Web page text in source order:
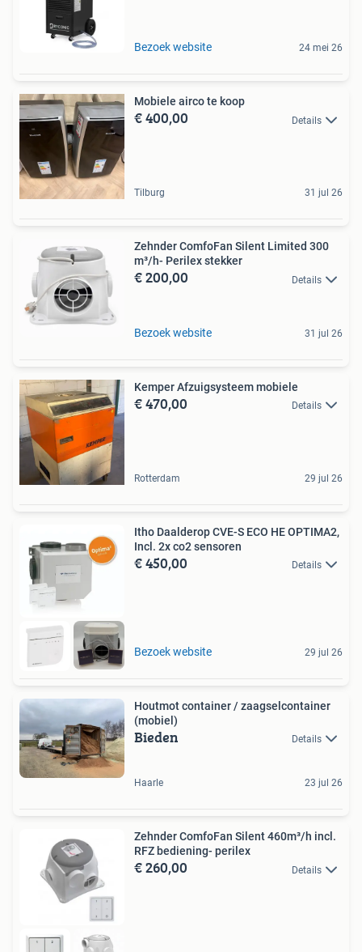
Bezoek website 24 mei 26
Mobiele airco te koop
€ 400,00 Details
Tilburg 31 jul 26
Zehnder ComfoFan Silent Limited 300
m³/h- Perilex stekker
€ 200,00 Details
Bezoek website 31 jul 26
Kemper Afzuigsysteem mobiele
€ 470,00 Details
Rotterdam 29 jul 26
Itho Daalderop CVE-S ECO HE OPTIMA2,
Incl. 2x co2 sensoren
€ 450,00 Details
Bezoek website 29 jul 26
Houtmot container / zaagselcontainer
(mobiel)
Bieden Details
Haarle 23 jul 26
Zehnder ComfoFan Silent 460m³/h incl.
RFZ bediening- perilex
€ 260,00 Details